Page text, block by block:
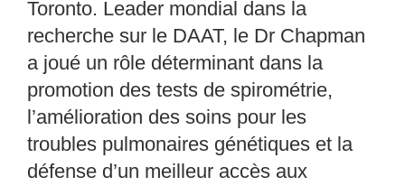
Toronto. Leader mondial dans la
recherche sur le DAAT, le Dr Chapman
a joué un rôle déterminant dans la
promotion des tests de spirométrie,
l’amélioration des soins pour les
troubles pulmonaires génétiques et la
défense d’un meilleur accès aux